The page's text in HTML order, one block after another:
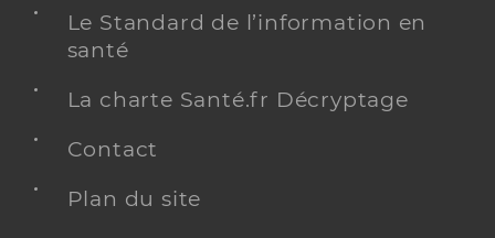
Le Standard de l’information en
santé
La charte Santé.fr Décryptage
Contact
Plan du site